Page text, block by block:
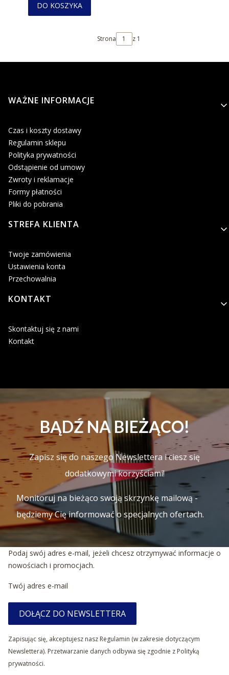
DO KOSZYKA
Strona z 1
Linki w stopce
WAŻNE INFORMACJE
Czas i koszty dostawy
Regulamin sklepu
Polityka prywatności
Odstąpienie od umowy
Zwroty i reklamacje
Formy płatności
Pliki do pobrania
STREFA KLIENTA
Twoje zamówienia
Ustawienia konta
Przechowalnia
KONTAKT
Skontaktuj się z nami
Kontakt
BĄDŹ NA BIEŻĄCO!
Zapisz się do naszego Newslettera i ciesz się
dodatkowymi korzyściami!
Monitoruj na bieżąco swoją skrzynkę mailową -
będziemy Cię informować o specjalnych ofertach.
Podaj swój adres e-mail, jeżeli chcesz otrzymywać informacje o
nowościach i promocjach.
Twój adres e-mail
DOŁĄCZ DO NEWSLETTERA
Zapisując się, akceptujesz nasz Regulamin (w zakresie dotyczącym
Newslettera). Przetwarzanie danych odbywa się zgodnie z Polityką
prywatności.